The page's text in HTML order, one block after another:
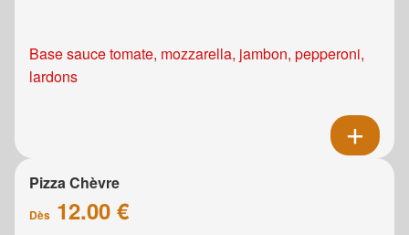
Base sauce tomate, mozzarella, jambon, pepperoni,
lardons
Pizza Chèvre
Dès 12.00 €